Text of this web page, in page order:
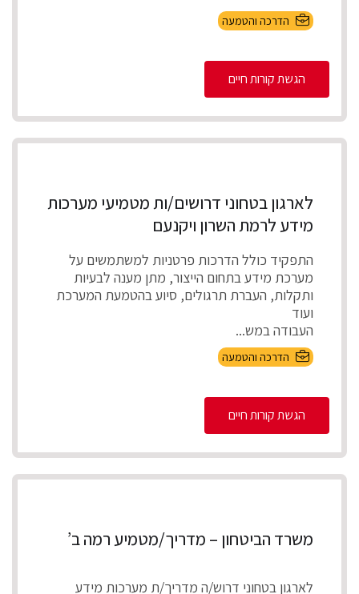
הדרכה והטמעה
הגשת קורות חיים
לארגון בטחוני דרושים/ות מטמיעי מערכות
מידע לרמת השרון ויקנעם
התפקיד כולל הדרכות פרטניות למשתמשים על
מערכת מידע בתחום הייצור, מתן מענה לבעיות
ותקלות, העברת תרגולים, סיוע בהטמעת המערכת
ועוד
העבודה במש...
הדרכה והטמעה
הגשת קורות חיים
משרד הביטחון – מדריך/מטמיע רמה ב’
לארגון בטחוני דרוש/ה מדריך/ת מערכות מידע